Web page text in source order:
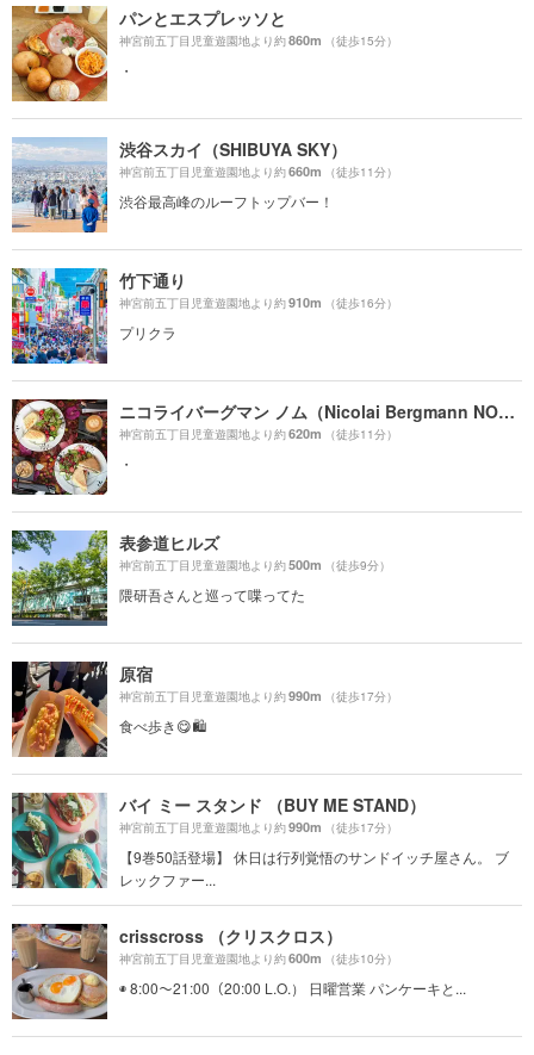
パンとエスプレッソと
神宮前五丁目児童遊園地より約860m （徒歩15分）
・
渋谷スカイ（SHIBUYA SKY）
神宮前五丁目児童遊園地より約660m （徒歩11分）
渋谷最高峰のルーフトップバー！
竹下通り
神宮前五丁目児童遊園地より約910m （徒歩16分）
プリクラ
ニコライバーグマン ノム（Nicolai Bergmann NOMU ）
神宮前五丁目児童遊園地より約620m （徒歩11分）
・
表参道ヒルズ
神宮前五丁目児童遊園地より約500m （徒歩9分）
隈研吾さんと巡って喋ってた
原宿
神宮前五丁目児童遊園地より約990m （徒歩17分）
食べ歩き😋🛍
バイ ミー スタンド （BUY ME STAND）
神宮前五丁目児童遊園地より約990m （徒歩17分）
【9巻50話登場】 休日は行列覚悟のサンドイッチ屋さん。 ブ
レックファー...
crisscross （クリスクロス）
神宮前五丁目児童遊園地より約600m （徒歩10分）
◉ 8:00〜21:00（20:00 L.O.） 日曜営業 パンケーキと...